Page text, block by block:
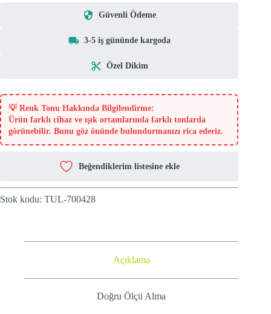
Güvenli Ödeme
3-5 iş gününde kargoda
Özel Dikim
💡 Renk Tonu Hakkında Bilgilendirme:
Ürün farklı cihaz ve ışık ortamlarında farklı tonlarda
görünebilir. Bunu göz önünde bulundurmanızı rica ederiz.
Beğendiklerim listesine ekle
Stok kodu: TUL-700428
Açıklama
Doğru Ölçü Alma